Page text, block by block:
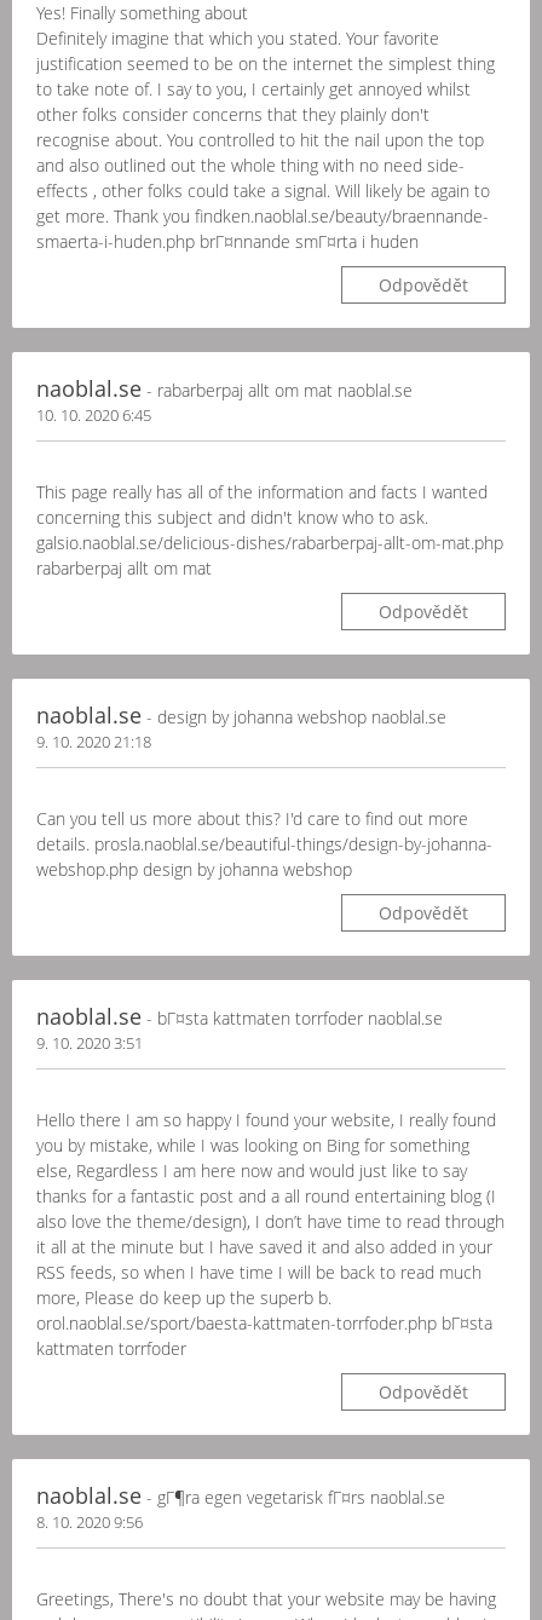
Yes! Finally something about
Definitely imagine that which you stated. Your favorite
justification seemed to be on the internet the simplest thing
to take note of. I say to you, I certainly get annoyed whilst
other folks consider concerns that they plainly don't
recognise about. You controlled to hit the nail upon the top
and also outlined out the whole thing with no need side-
effects , other folks could take a signal. Will likely be again to
get more. Thank you findken.naoblal.se/beauty/braennande-
smaerta-i-huden.php brГ¤nnande smГ¤rta i huden
Odpovědět
naoblal.se - rabarberpaj allt om mat naoblal.se
10. 10. 2020 6:45
This page really has all of the information and facts I wanted
concerning this subject and didn't know who to ask.
galsio.naoblal.se/delicious-dishes/rabarberpaj-allt-om-mat.php
rabarberpaj allt om mat
Odpovědět
naoblal.se - design by johanna webshop naoblal.se
9. 10. 2020 21:18
Can you tell us more about this? I'd care to find out more
details. prosla.naoblal.se/beautiful-things/design-by-johanna-
webshop.php design by johanna webshop
Odpovědět
naoblal.se - bГ¤sta kattmaten torrfoder naoblal.se
9. 10. 2020 3:51
Hello there I am so happy I found your website, I really found
you by mistake, while I was looking on Bing for something
else, Regardless I am here now and would just like to say
thanks for a fantastic post and a all round entertaining blog (I
also love the theme/design), I don’t have time to read through
it all at the minute but I have saved it and also added in your
RSS feeds, so when I have time I will be back to read much
more, Please do keep up the superb b.
orol.naoblal.se/sport/baesta-kattmaten-torrfoder.php bГ¤sta
kattmaten torrfoder
Odpovědět
naoblal.se - gГ¶ra egen vegetarisk fГ¤rs naoblal.se
8. 10. 2020 9:56
Greetings, There's no doubt that your website may be having